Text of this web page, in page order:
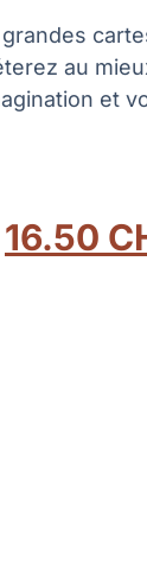
au
et
16.50